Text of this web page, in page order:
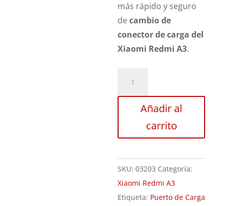
más rápido y seguro
decambio de
conector de carga del
Xiaomi Redmi A3.
A3
cantidad
Añadir al
carrito
SKU:03203 Categoría:
Xiaomi Redmi A3
Etiqueta: Puerto de Carga